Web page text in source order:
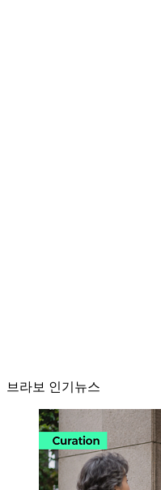
브라보 인기뉴스